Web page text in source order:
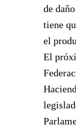
de
tiene
el
El